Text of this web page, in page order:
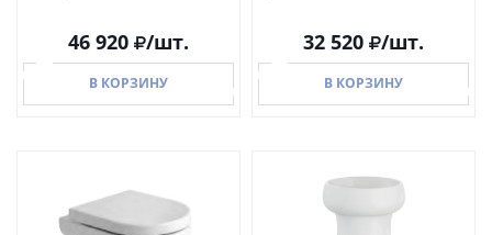
46 920 /шт.
В КОРЗИНУ
В КОРЗИНУ
32 520 /шт.
В КОРЗИНУ
В КОРЗИНУ